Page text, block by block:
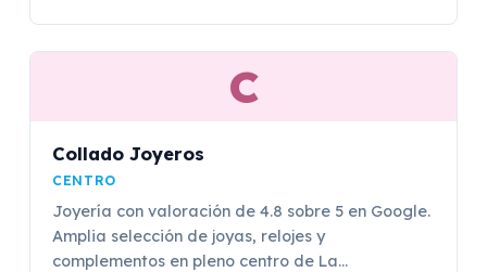
C
Collado Joyeros
CENTRO
Joyería con valoración de 4.8 sobre 5 en Google.
Amplia selección de joyas, relojes y
complementos en pleno centro de La...